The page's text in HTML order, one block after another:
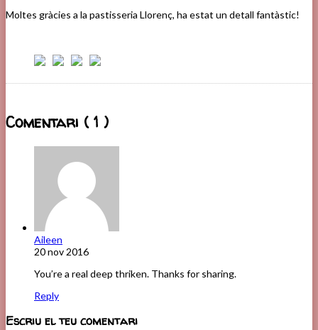
Moltes gràcies a la pastisseria Llorenç, ha estat un detall fantàstic!
Comentari ( 1 )
Aileen
20 nov 2016
You’re a real deep thriken. Thanks for sharing.
Reply
Escriu el teu comentari